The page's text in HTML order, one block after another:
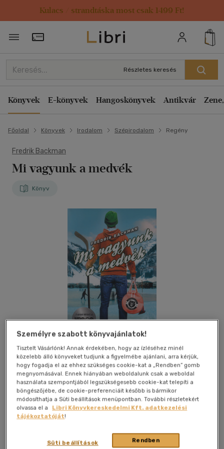
Kulacs / strandtáska most csak 1499 Ft!
Törzsvásárlói Kártya adatai
Részletes keresés
Könyvek E-könyvek Hangoskönyvek Antikvár
Főoldal Könyvek Irodalom Szépirodalom Regény
Fredrik Backman
Mi vagyunk a medvék
Könyv
Kívánságlistához adom Megosztom
(8 vélemény)
Animus Kiadó|2020
Személyre szabott könyvajánlatok!
Tisztelt Vásárlónk! Annak érdekében, hogy az ízléséhez minél
közelebb álló könyveket tudjunk a figyelmébe ajánlani, arra kérjük,
hogy fogadja el az ehhez szükséges cookie-kat a „Rendben” gomb
megnyomásával. Ennek hiányában weboldalunk csak a weboldal
használata szempontjából legszükségesebb cookie-kat telepíti a
böngészőjébe, de cookie-preferenciáit később is bármikor
módosíthatja a Süti beállítások menüpontban. További részletekért
olvassa el a
Libri Könyvkereskedelmi Kft. adatkezelési
tájékoztatóját!
Rendben
Süti beállítások